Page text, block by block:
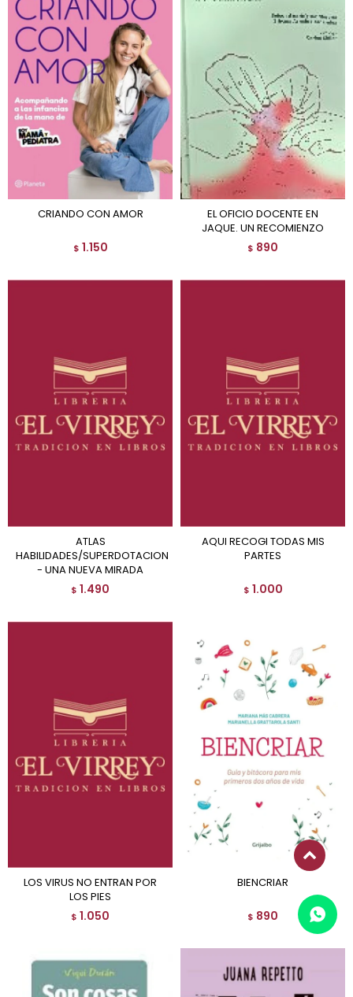
CRIANDO CON AMOR
$ 1.150
EL OFICIO DOCENTE EN
JAQUE. UN RECOMIENZO
$ 890
ATLAS
HABILIDADES/SUPERDOTACION
- UNA NUEVA MIRADA
$ 1.490
AQUI RECOGI TODAS MIS
PARTES
$ 1.000
LOS VIRUS NO ENTRAN POR
LOS PIES
$ 1.050
BIENCRIAR
$ 890